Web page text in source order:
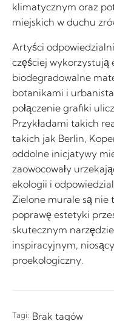
klimatycznym oraz
miejskich w duchu
Artyści
częściej wykorzystują
biodegradowalne
botanikami i
połączenie grafiki
Przykładami takich
takich jak Berlin,
oddolne inicjatywy
zaowocowały
ekologii i
Zielone murale są nie
poprawę estetyki
skutecznym
inspiracyjnym,
proekologiczny.
Tagi: Brak tagów